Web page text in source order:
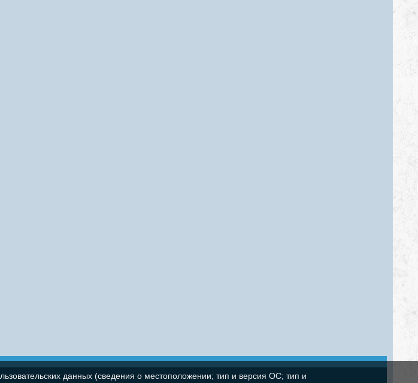
данных (сведения о местоположении; тип и версия ОС; тип и